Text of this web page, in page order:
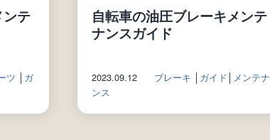
テ
ツ │ ガ
自転車の油圧ブレーキメンテ
ナンスガイド
2023.09.12 ブレーキ │ ガイド │ メンテナ
ンス